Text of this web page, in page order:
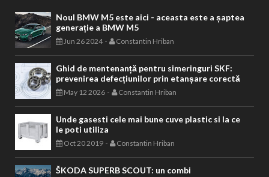
Noul BMW M5 este aici - aceasta este a șaptea
generație a BMW M5
Jun 26 2024- Constantin Hriban
Ghid de mentenanță pentru simeringuri SKF:
prevenirea defecțiunilor prin etanșare corectă
May 12 2026 - Constantin Hriban
Unde gasesti cele mai bune cuve plastic si la ce
le poti utiliza
Oct 20 2019 - Constantin Hriban
ŠKODA SUPERB SCOUT: un combi